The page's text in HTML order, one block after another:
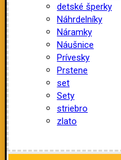
detské šperky
Náhrdelníky
Náramky
Náušnice
Prívesky
Prstene
set
Sety
striebro
zlato